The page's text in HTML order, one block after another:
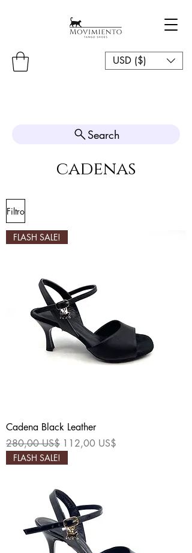
USD ($)
Search
cadenas
Filtro
FLASH SALE!
Cadena Black Leather
Precio
280,00 US$ Precio de oferta
112,00 US$
FLASH SALE!